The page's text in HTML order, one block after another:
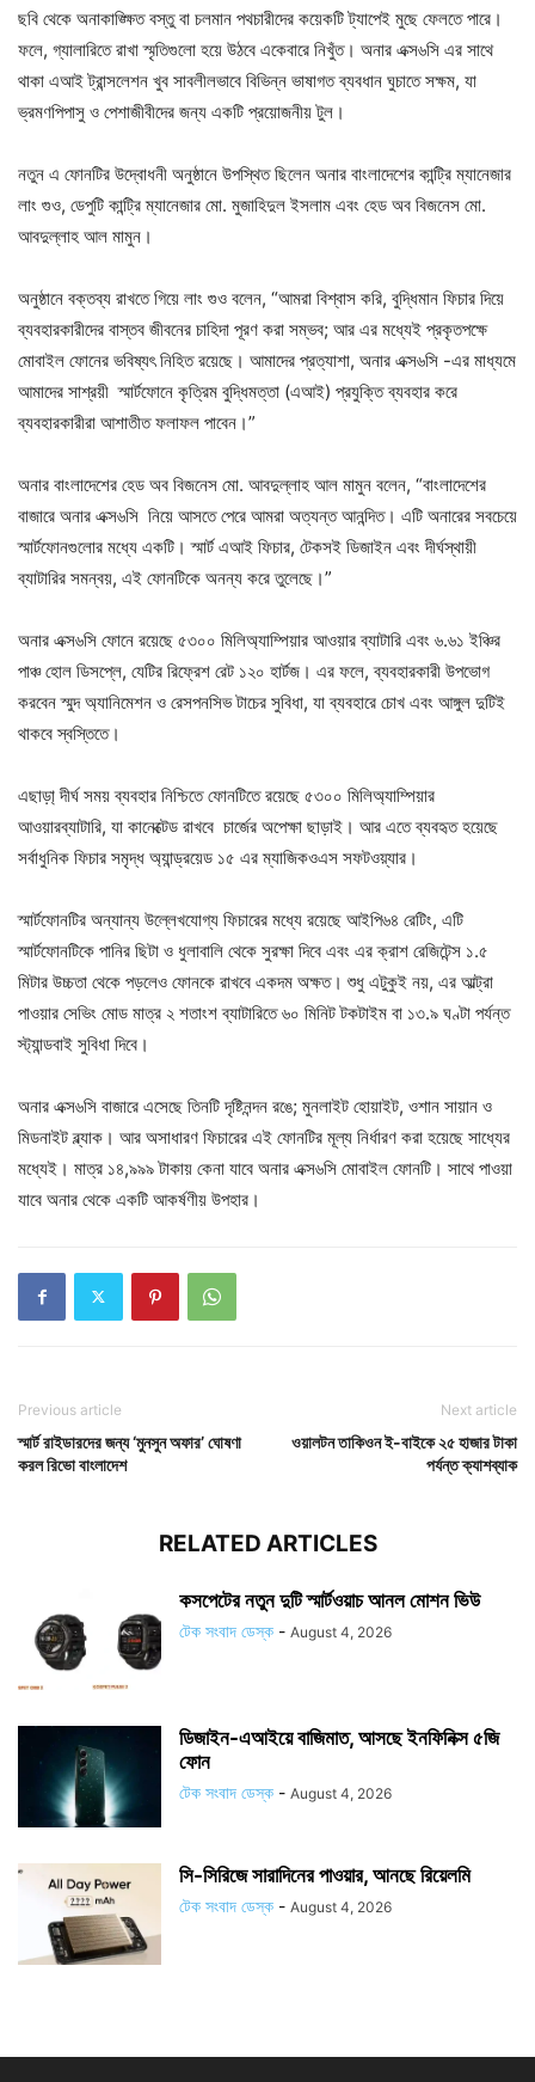
ছবি থেকে অনাকাঙ্ক্ষিত বস্তু বা চলমান পথচারীদের কয়েকটি ট্যাপেই মুছে ফেলতে পারে।
ফলে, গ্যালারিতে রাখা স্মৃতিগুলো হয়ে উঠবে একেবারে নিখুঁত। অনার এক্স৬সি এর সাথে
থাকা এআই ট্রান্সলেশন খুব সাবলীলভাবে বিভিন্ন ভাষাগত ব্যবধান ঘুচাতে সক্ষম, যা
ভ্রমণপিপাসু ও পেশাজীবীদের জন্য একটি প্রয়োজনীয় টুল।
নতুন এ ফোনটির উদ্বোধনী অনুষ্ঠানে উপস্থিত ছিলেন অনার বাংলাদেশের কান্ট্রি ম্যানেজার
লাং গুও, ডেপুটি কান্ট্রি ম্যানেজার মো. মুজাহিদুল ইসলাম এবং হেড অব বিজনেস মো.
আবদুল্লাহ আল মামুন।
অনুষ্ঠানে বক্তব্য রাখতে গিয়ে লাং গুও বলেন, “আমরা বিশ্বাস করি, বুদ্ধিমান ফিচার দিয়ে
ব্যবহারকারীদের বাস্তব জীবনের চাহিদা পূরণ করা সম্ভব; আর এর মধ্যেই প্রকৃতপক্ষে
মোবাইল ফোনের ভবিষ্যৎ নিহিত রয়েছে। আমাদের প্রত্যাশা, অনার এক্স৬সি -এর মাধ্যমে
আমাদের সাশ্রয়ী স্মার্টফোনে কৃত্রিম বুদ্ধিমত্তা (এআই) প্রযুক্তি ব্যবহার করে
ব্যবহারকারীরা আশাতীত ফলাফল পাবেন।”
অনার বাংলাদেশের হেড অব বিজনেস মো. আবদুল্লাহ আল মামুন বলেন, “বাংলাদেশের
বাজারে অনার এক্স৬সি নিয়ে আসতে পেরে আমরা অত্যন্ত আনন্দিত। এটি অনারের সবচেয়ে
স্মার্টফোনগুলোর মধ্যে একটি। স্মার্ট এআই ফিচার, টেকসই ডিজাইন এবং দীর্ঘস্থায়ী
ব্যাটারির সমন্বয়, এই ফোনটিকে অনন্য করে তুলেছে।”
অনার এক্স৬সি ফোনে রয়েছে ৫৩০০ মিলিঅ্যাম্পিয়ার আওয়ার ব্যাটারি এবং ৬.৬১ ইঞ্চির
পাঞ্চ হোল ডিসপ্লে, যেটির রিফ্রেশ রেট ১২০ হার্টজ। এর ফলে, ব্যবহারকারী উপভোগ
করবেন স্মুদ অ্যানিমেশন ও রেসপনসিভ টাচের সুবিধা, যা ব্যবহারে চোখ এবং আঙ্গুল দুটিই
থাকবে স্বস্তিতে।
এছাড়া্‌ দীর্ঘ সময় ব্যবহার নিশ্চিতে ফোনটিতে রয়েছে ৫৩০০ মিলিঅ্যাম্পিয়ার
আওয়ারব্যাটারি, যা কানেক্টেড রাখবে চার্জের অপেক্ষা ছাড়াই। আর এতে ব্যবহৃত হয়েছে
সর্বাধুনিক ফিচার সমৃদ্ধ অ্যান্ড্রয়েড ১৫ এর ম্যাজিকওএস সফটওয়্যার।
স্মার্টফোনটির অন্যান্য উল্লেখযোগ্য ফিচারের মধ্যে রয়েছে আইপি৬৪ রেটিং, এটি
স্মার্টফোনটিকে পানির ছিটা ও ধুলাবালি থেকে সুরক্ষা দিবে এবং এর ক্রাশ রেজিটেন্স ১.৫
মিটার উচ্চতা থেকে পড়লেও ফোনকে রাখবে একদম অক্ষত। শুধু এটুকুই নয়, এর আল্ট্রা
পাওয়ার সেভিং মোড মাত্র ২ শতাংশ ব্যাটারিতে ৬০ মিনিট টকটাইম বা ১৩.৯ ঘণ্টা পর্যন্ত
স্ট্যান্ডবাই সুবিধা দিবে।
অনার এক্স৬সি বাজারে এসেছে তিনটি দৃষ্টিনন্দন রঙে; মুনলাইট হোয়াইট, ওশান সায়ান ও
মিডনাইট ব্ল্যাক। আর অসাধারণ ফিচারের এই ফোনটির মূল্য নির্ধারণ করা হয়েছে সাধ্যের
মধ্যেই। মাত্র ১৪,৯৯৯ টাকায় কেনা যাবে অনার এক্স৬সি মোবাইল ফোনটি। সাথে পাওয়া
যাবে অনার থেকে একটি আকর্ষণীয় উপহার।
Previous article
স্মার্ট রাইডারদের জন্য ‘মুনসুন অফার’ ঘোষণা
করল রিভো বাংলাদেশ
Next article
ওয়ালটন তাকিওন ই-বাইকে ২৫ হাজার টাকা
পর্যন্ত ক্যাশব্যাক
RELATED ARTICLES
কসপেটের নতুন দুটি স্মার্টওয়াচ আনল মোশন ভিউ
টেক সংবাদ ডেস্ক - August 4, 2026
ডিজাইন-এআইয়ে বাজিমাত, আসছে ইনফিনিক্স ৫জি
ফোন
টেক সংবাদ ডেস্ক - August 4, 2026
সি-সিরিজে সারাদিনের পাওয়ার, আনছে রিয়েলমি
টেক সংবাদ ডেস্ক - August 4, 2026